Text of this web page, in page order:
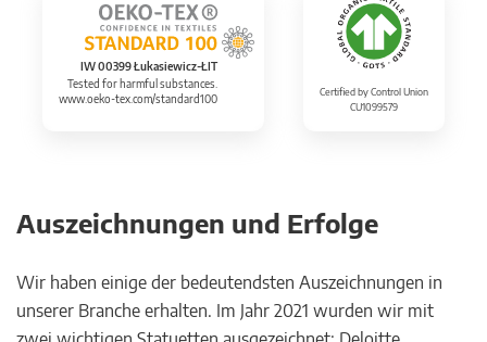
IW 00399 Łukasiewicz-ŁIT
Tested for harmful substances.
www.oeko-tex.com/standard100
Certified by Control Union
CU1099579
Auszeichnungen und Erfolge
Wir haben einige der bedeutendsten Auszeichnungen in
unserer Branche erhalten. Im Jahr 2021 wurden wir mit